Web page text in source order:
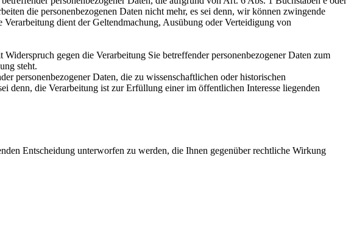
die personenbezogenen Daten nicht mehr, es sei denn, wir können zwingende
dient der Geltendmachung, Ausübung oder Verteidigung von
gegen die Verarbeitung Sie betreffender personenbezogener Daten zum
steht.
personenbezogener Daten, die zu wissenschaftlichen oder historischen
denn, die Verarbeitung ist zur Erfüllung einer im öffentlichen Interesse liegenden
Entscheidung unterworfen zu werden, die Ihnen gegenüber rechtliche Wirkung